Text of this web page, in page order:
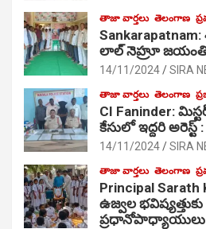
తాజా వార్తలు తెలంగాణ
లాల్ నెహ్రూ జయంతి
14/11/2024 SIRA
తాజా వార్తలు తెలంగాణ
CI Faninder:
కేసులో ఇద్దరి
14/11/2024 SIRA
తాజా వార్తలు తెలంగాణ
Principal Sarath
ఉజ్వల